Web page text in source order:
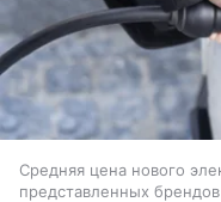
Средняя цена нового
представленных